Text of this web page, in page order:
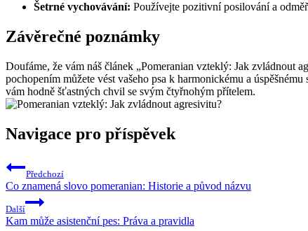
Šetrné vychovávání: Používejte pozitivní posilování a
Závěrečné poznámky
Doufáme, že vám náš článek „Pomeranian vzteklý: Jak zvládnout
pochopením můžete vést vašeho psa k harmonickému a
vám ⁤hodně šťastných chvil se svým čtyřnohým přítelem.
Navigace pro příspěvek
Předchozí
Co znamená slovo pomeranian: Historie a původ názvu
Další
Kam může asistenční pes: Práva a pravidla